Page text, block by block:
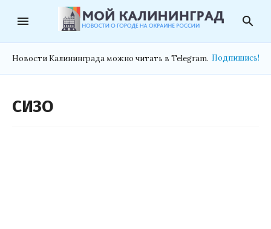
menu search
Новости Калининграда можно читать в Telegram. Подпишись!
СИЗО